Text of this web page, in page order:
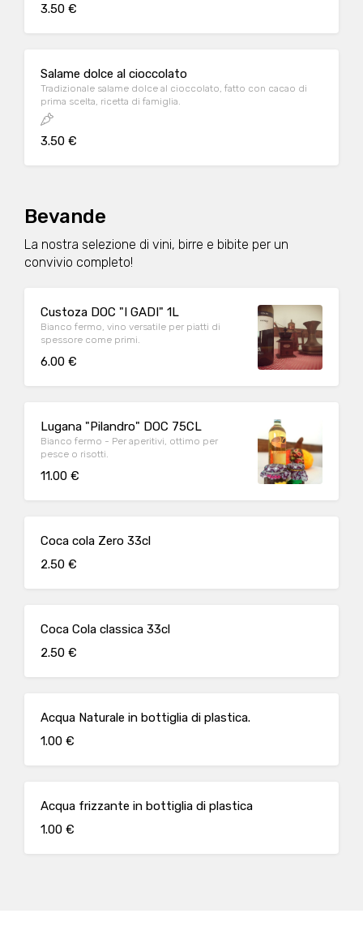
3.50 €
Salame dolce al cioccolato
Tradizionale salame dolce al cioccolato, fatto con cacao di
prima scelta, ricetta di famiglia.
3.50 €
Bevande
La nostra selezione di vini, birre e bibite per un
convivio completo!
Custoza DOC "I GADI" 1L
Bianco fermo, vino versatile per piatti di
spessore come primi.
6.00 €
Lugana "Pilandro" DOC 75CL
Bianco fermo - Per aperitivi, ottimo per
pesce o risotti.
11.00 €
Coca cola Zero 33cl
2.50 €
Coca Cola classica 33cl
2.50 €
Acqua Naturale in bottiglia di plastica.
1.00 €
Acqua frizzante in bottiglia di plastica
1.00 €